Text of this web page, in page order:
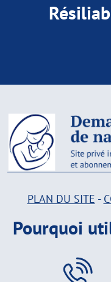
PLAN DU SITE -
Pourquoi